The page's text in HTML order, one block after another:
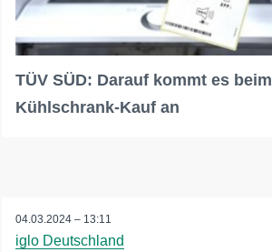
TÜV SÜD: Darauf kommt es beim
Kühlschrank-Kauf an
04.03.2024 – 13:11
iglo Deutschland